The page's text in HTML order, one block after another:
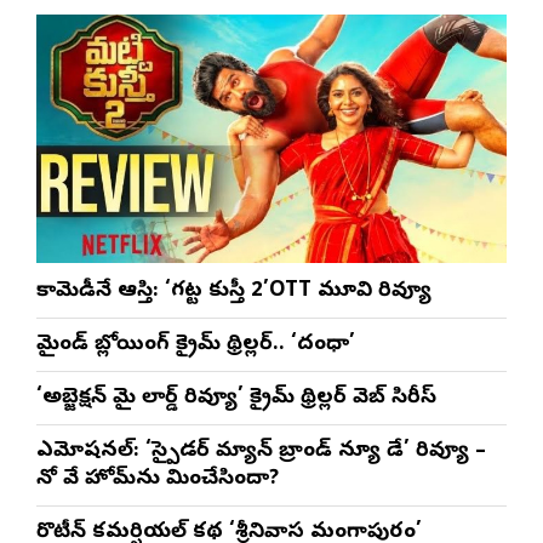
కామెడీనే ఆస్తి: ‘గట్ట కుస్తీ 2’OTT మూవి రివ్యూ
మైండ్ బ్లోయింగ్ క్రైమ్ థ్రిల్లర్.. ‘దంధా’
‘అబ్జెక్ష‌న్ మై లార్డ్ రివ్యూ’ క్రైమ్ థ్రిల్ల‌ర్ వెబ్ సిరీస్
ఎమోష‌న‌ల్‌: ‘స్పైడర్ మ్యాన్ బ్రాండ్ న్యూ డే’ రివ్యూ –
నో వే హోమ్‌ను మించేసిందా?
రొటీన్‌ కమర్షియల్‌ కథ ‘శ్రీనివాస మంగాపురం’